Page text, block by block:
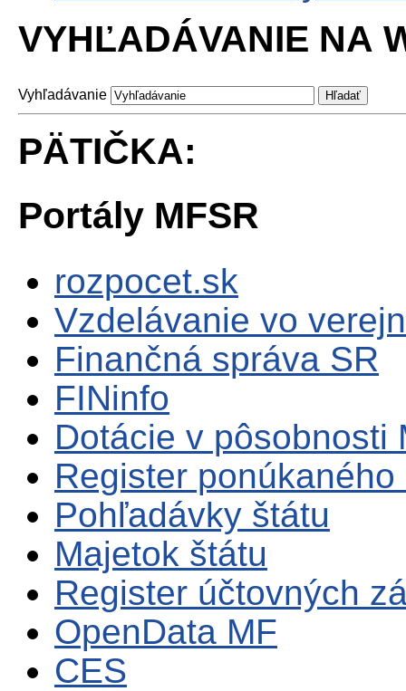
VYHĽADÁVANIE NA
Vyhľadávanie
PÄTIČKA:
Portály MFSR
rozpocet.sk
Vzdelávanie vo
Finančná správa SR
FINinfo
Dotácie v pôsobnosti
Register
Pohľadávky štátu
Majetok štátu
Register účtovných
OpenData MF
CES